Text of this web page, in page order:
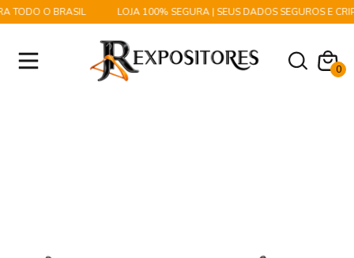
TODO O BRASIL LOJA 100% SEGURA | SEUS DADOS SEGUROS E
0